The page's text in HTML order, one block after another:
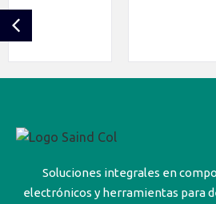
Soluciones integrales en
electrónicos y herramientas para